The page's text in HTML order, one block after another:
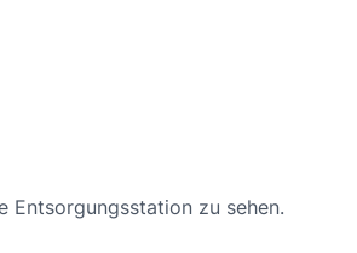
Entsorgungsstation zu sehen.